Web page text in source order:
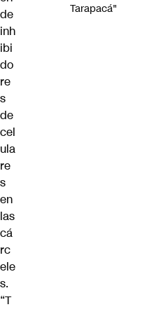
de
inh
ibi
do
re
s
de
cel
ula
re
s
en
las
cá
rc
ele
s.
“T
Tarapacá"